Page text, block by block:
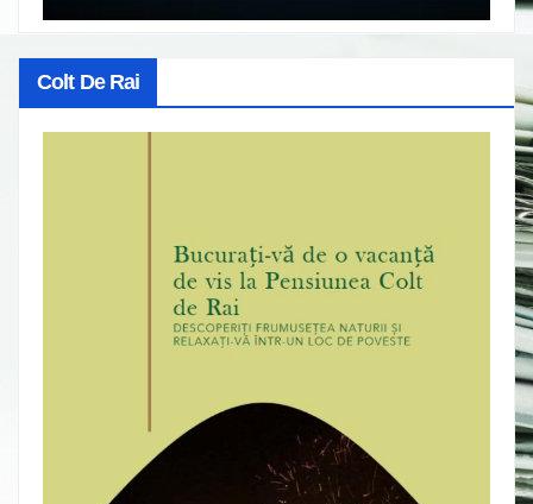
Colt De Rai